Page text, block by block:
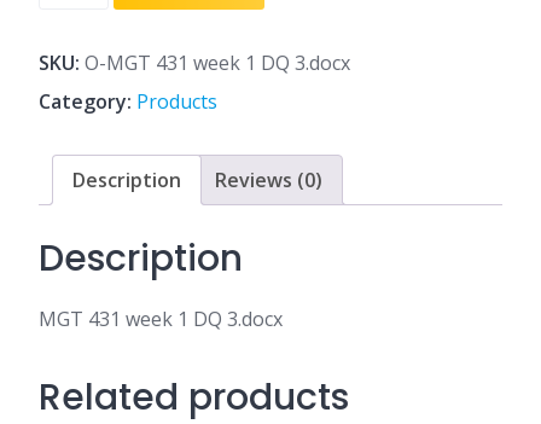
1
DQ
3.docx
quantity
SKU: O-MGT 431 week 1 DQ 3.docx
Category: Products
Description Reviews (0)
Description
MGT 431 week 1 DQ 3.docx
Related products